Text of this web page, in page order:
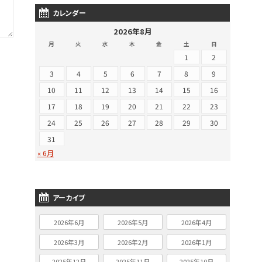
カレンダー
2026年8月
月 火 水 木 金 土 日
1
2
3
4 5 6 7 8
9
10
11 12 13 14 15
16
17
18 19 20 21 22
23
24
25 26 27 28 29
30
31
« 6月
アーカイブ
2026年6月 2026年5月 2026年4月
2026年3月 2026年2月 2026年1月